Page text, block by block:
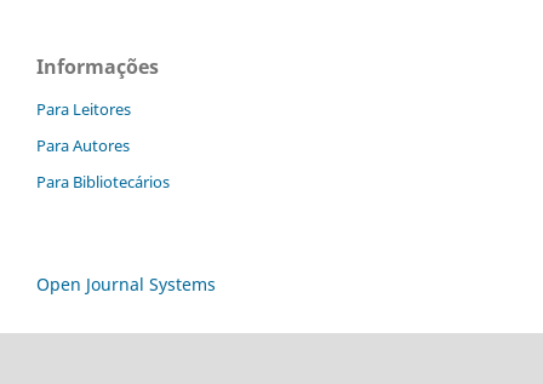
Informações
Para Leitores
Para Autores
Para Bibliotecários
Open Journal Systems